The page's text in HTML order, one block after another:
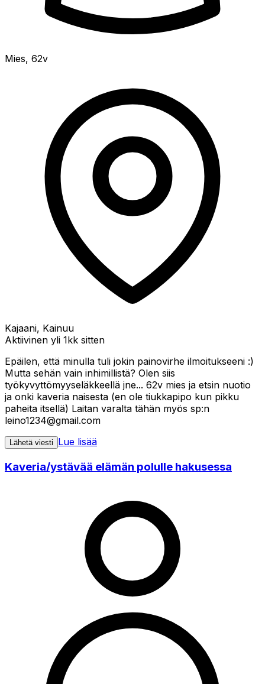
Mies, 62v
Kajaani, Kainuu
Aktiivinen yli 1kk sitten
Epäilen, että minulla tuli jokin painovirhe ilmoitukseeni :)
Mutta sehän vain inhimillistä? Olen siis
työkyvyttömyyseläkkeellä jne... 62v mies ja etsin nuotio
ja onki kaveria naisesta (en ole tiukkapipo kun pikku
paheita itsellä) Laitan varalta tähän myös sp:n
leino1234@gmail.com
Lähetä viesti Lue lisää
Kaveria/ystävää elämän polulle hakusessa